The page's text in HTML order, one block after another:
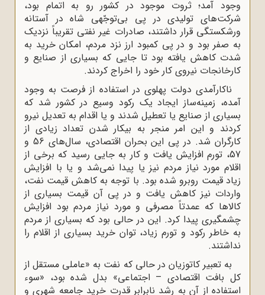
وجود آمد؛ ثروت موجود در کشور رو به اتمام بود،
شرکت‌های تولیدی در پی بی‌توجّهی شاه در آستانه
ورشکستگی قرار داشتند، صادرات غیر نفتی تقریباً نزدیک
به صفر بود و در پی کمبود ارز نزد مردم، امکان خرید به
شدت کاهش یافته بود تا جایی که بسیاری از صنایع و
کارخانجات نیروی کار خود را اخراج کردند.
ناکارآمدی دولت پهلوی در استفاده از فرصت به وجود
آمده، زمینه‌ساز ایجاد یک رکود وسیع در کشور شد که
بسیاری از صنایع یا تعطیل شدند و یا اقدام به تعدیل نیرو
کردند و این امر منجر به بیکار شدن تعداد زیادی از
کارگران شد. در پی این بحران اقتصادی، سال‌های 56 و
57، تورم افزایش یافت و کار به جایی رسید که برخی از
اقلام مورد نیاز مردم نیز یا پیدا نمی‌شد و یا با افزایش
زیاد قیمت روبرو شده بود. با توجه به کاهش قیمت نفت،
واردات نیز کاهش یافت و در پی آن قیمت بسیاری از
کالاها که عمدتاً مصرفی و مورد نیاز مردم بود افزایش
چشمگیری پیدا کرد. این در حالی بود که بسیاری از مردم
به خاطر رکود و تورم زیاد، توان خرید بسیاری از اقلام را
نداشتند.
به تعبیر کاتوزیان در حالی که نفت به «عاملی مستقل از
کل بافت اقتصادی – اجتماعی» بدل شده بود، «سوء
استفاده از آن به رشد نابرابر قدرت خرید جامعه شهری و